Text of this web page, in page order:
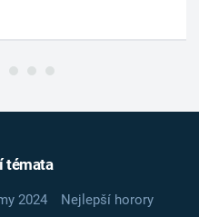
témata
2024
Nejlepší horory